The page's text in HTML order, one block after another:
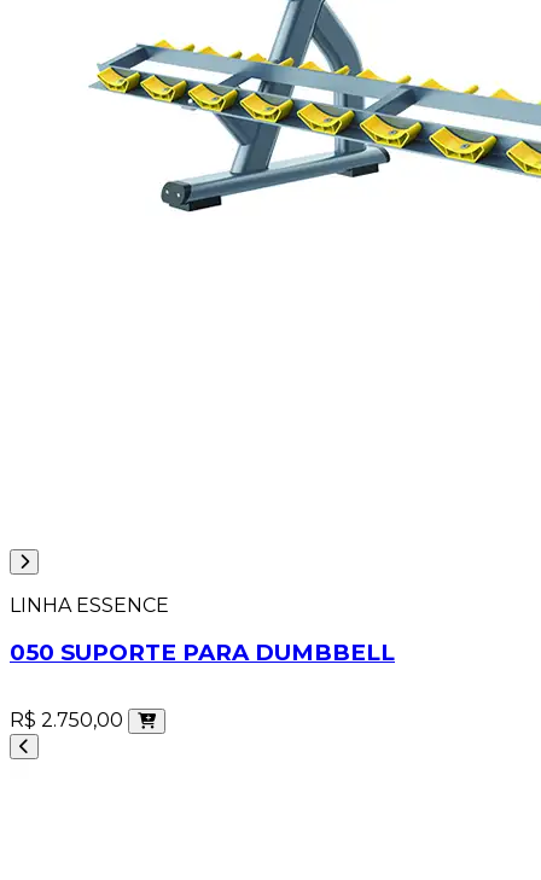
LINHA ESSENCE
050 SUPORTE PARA DUMBBELL
R$ 2.750,00